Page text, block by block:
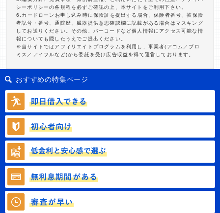
シーポリシーの各規程を必ずご確認の上、本サイトをご利用下さい。
6.カードローンお申し込み時に保険証を提出する場合、保険者番号、被保険
者記号・番号、通院歴、臓器提供意思確認欄に記載がある場合はマスキング
してお送りください。その他、バーコードなど個人情報にアクセス可能な情
報についても隠したうえでご提出ください。
※当サイトではアフィリエイトプログラムを利用し、事業者(アコム／プロ
ミス／アイフルなど)から委託を受け広告収益を得て運営しております。
おすすめの特集ページ